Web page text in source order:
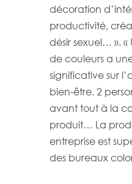
décoration
productivité,
désir sexuel… ».
de couleurs a
significative sur
bien-être. 2
avant tout à la
produit… La
entreprise est
des bureaux